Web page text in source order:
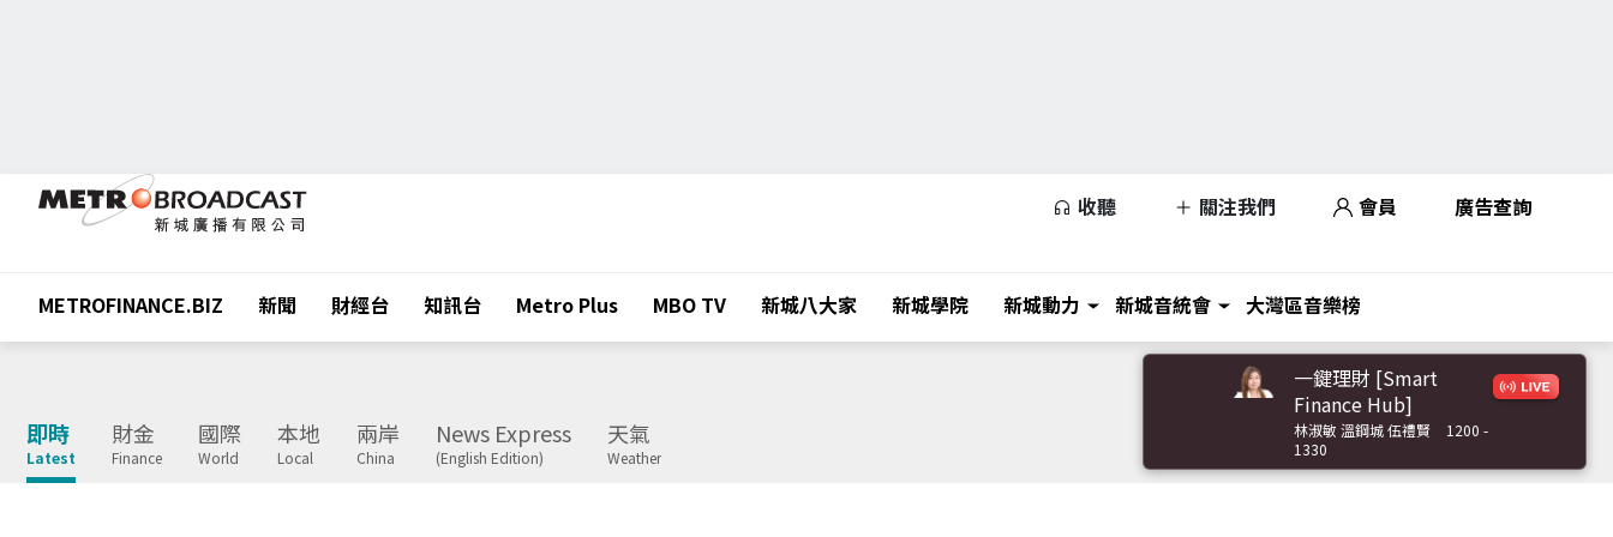
收聽 關注我們 會員 廣告查詢
METROFINANCE.BIZ 新聞 財經台 知訊台 Metro Plus MBO TV 新城八大家 新城學院 新城動力 新城音統會 大灣區音樂榜
即時
Latest
財金
Finance
國際
World
本地
Local
兩岸
China
News Express
(English Edition)
天氣
Weather
一鍵理財 [Smart
Finance Hub]
林淑敏 溫鋼城 伍禮賢
1200 -
1330